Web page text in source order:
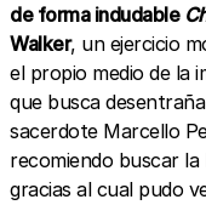
de forma indudable
Walker, un ejercicio
el propio medio de la
que busca
sacerdote Marcello
recomiendo buscar
gracias al cual pudo